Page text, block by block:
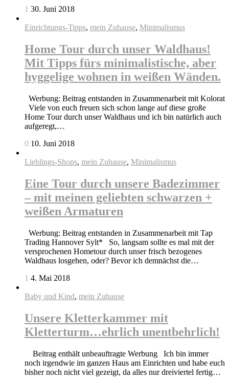
1 30. Juni 2018
Einrichtungs-Tipps, mein Zuhause, Minimalismus
Home Tour durch unser Waldhaus!
Mit Tipps fürs minimalistische, aber
hyggelige wohnen in weißen Wänden.
Werbung: Beitrag entstanden in Zusammenarbeit mit Kolorat
Viele von euch freuen sich schon lange auf diese große
Home Tour durch unser Waldhaus und ich bin natürlich auch
aufgeregt,…
0 10. Juni 2018
Lieblings-Shops, mein Zuhause, Minimalismus
Eine Tour durch unsere Badezimmer
– mit meinen geliebten schwarzen +
weißen Armaturen
Werbung: Beitrag entstanden in Zusammenarbeit mit Tap
Trading Hannover Sylt* So, langsam sollte es mal mit der
versprochenen Hometour durch unser frisch bezogenes
Waldhaus losgehen, oder? Bevor ich demnächst die…
1 4. Mai 2018
Baby und Kind, mein Zuhause
Unsere Kletterkammer mit
Kletterturm…ehrlich unentbehrlich!
Beitrag enthält unbeauftragte Werbung Ich bin immer
noch irgendwie im ganzen Haus am Einrichten und habe euch
bisher noch nicht viel gezeigt, da alles nur dreiviertel fertig…